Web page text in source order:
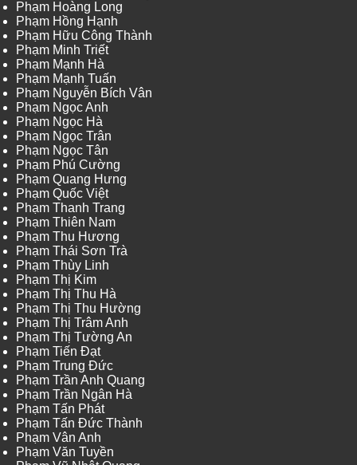
Phạm Hoàng Long
Phạm Hồng Hạnh
Phạm Hữu Công Thành
Phạm Minh Triết
Phạm Mạnh Hà
Phạm Mạnh Tuấn
Phạm Nguyễn Bích Vân
Phạm Ngọc Anh
Phạm Ngọc Hà
Phạm Ngọc Trân
Phạm Ngọc Tân
Phạm Phú Cường
Phạm Quang Hưng
Phạm Quốc Việt
Phạm Thanh Trang
Phạm Thiên Nam
Phạm Thu Hương
Phạm Thái Sơn Trà
Phạm Thùy Linh
Phạm Thị Kim
Phạm Thị Thu Hà
Phạm Thị Thu Hường
Phạm Thị Trâm Anh
Phạm Thị Tường An
Phạm Tiến Đạt
Phạm Trung Đức
Phạm Trần Anh Quang
Phạm Trần Ngân Hà
Phạm Tấn Phát
Phạm Tấn Đức Thành
Phạm Vân Anh
Phạm Văn Tuyền